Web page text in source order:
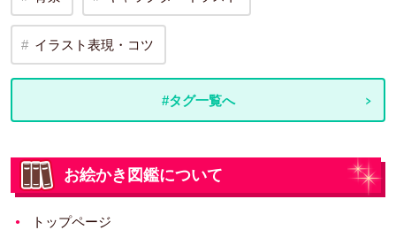
イラスト表現・コツ
#タグ一覧へ
お絵かき図鑑について
トップページ